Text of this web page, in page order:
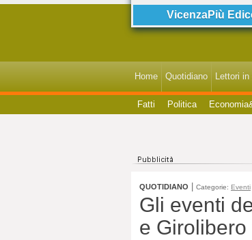
VicenzaPiù
Home Quotidiano Lettori in
Fatti Politica
QUOTIDIANO Categorie: Eventi
Gli eventi
e